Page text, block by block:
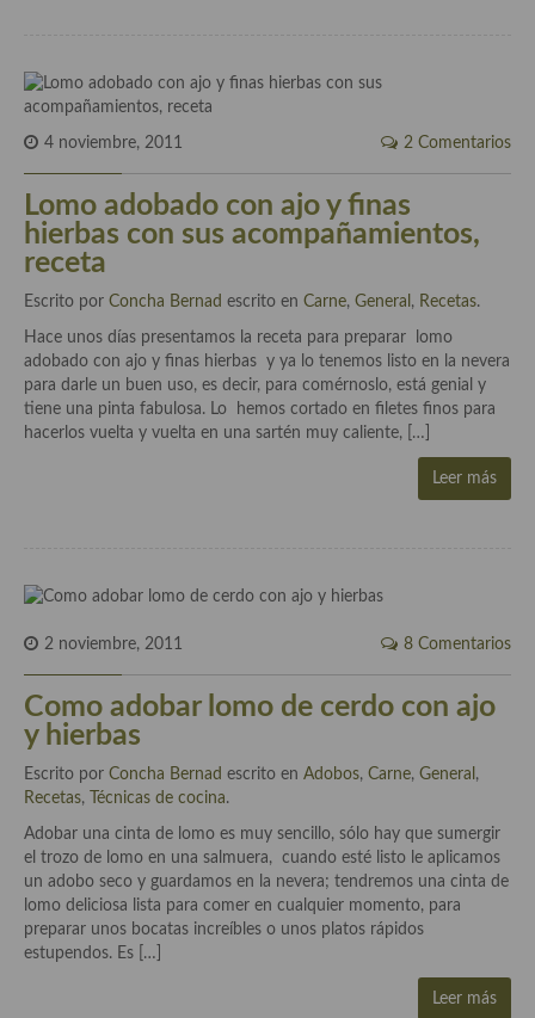
Cocina Castellana
Cocina Catalana
Cocina Extremeña
Cocina Gallega
Cocina Madrileña
Cocina Murciana
Cocina Vasca
Cocina Europea
Cocina Austriaca
Cocina Belga
Cocina Britanica
Cocina Bulgara
Cocina Danesa
4 noviembre, 2011 2 Comentarios
Lomo adobado con ajo y finas
hierbas con sus acompañamientos,
receta
Escrito por Concha Bernad escrito en Carne, General , Recetas.
Hace unos días presentamos la receta para preparar lomo
adobado con ajo y finas hierbas y ya lo tenemos listo en la nevera
para darle un buen uso, es decir, para comérnoslo, está genial y
tiene una pinta fabulosa. Lo hemos cortado en filetes finos para
hacerlos vuelta y vuelta en una sartén muy caliente, […]
Leer más
2 noviembre, 2011 8 Comentarios
Como adobar lomo de cerdo con ajo
y hierbas
Escrito por Concha Bernad escrito en Adobos, Carne, General ,
Recetas, Técnicas de cocina.
Adobar una cinta de lomo es muy sencillo, sólo hay que sumergir
el trozo de lomo en una salmuera, cuando esté listo le aplicamos
un adobo seco y guardamos en la nevera; tendremos una cinta de
lomo deliciosa lista para comer en cualquier momento, para
preparar unos bocatas increíbles o unos platos rápidos
estupendos. Es […]
Leer más